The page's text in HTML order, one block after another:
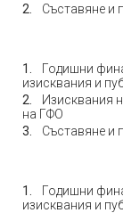
Съставяне и
Годишни
изисквания и
Изисквания
на ГФО
Съставяне и
Годишни
изисквания и